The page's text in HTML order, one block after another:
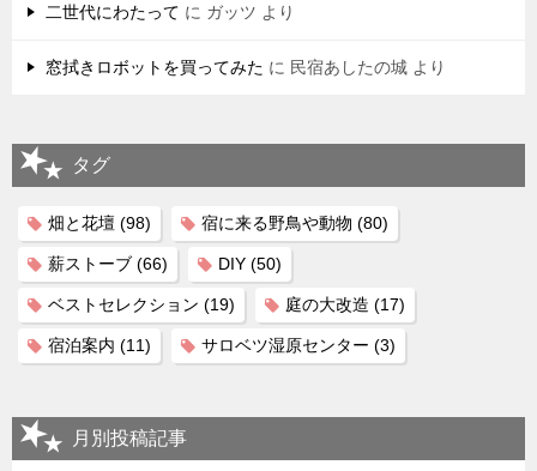
二世代にわたって に ガッツ より
窓拭きロボットを買ってみた に 民宿あしたの城 より
タグ
畑と花壇 (98) 宿に来る野鳥や動物 (80)
薪ストーブ (66) DIY (50)
ベストセレクション (19) 庭の大改造 (17)
宿泊案内 (11) サロベツ湿原センター (3)
月別投稿記事